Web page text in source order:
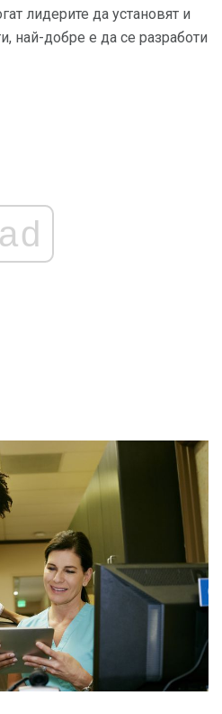
лидерите да установят и
най-добре е да се разработи
ad